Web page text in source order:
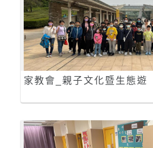
家教會_親子文化暨生態遊